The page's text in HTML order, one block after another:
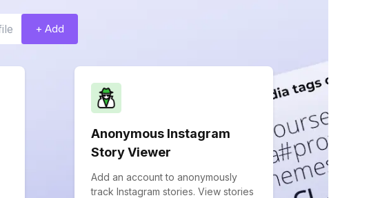
+ Add
Anonymous Instagram
Story Viewer
Add an account to anonymously
track Instagram stories. View stories